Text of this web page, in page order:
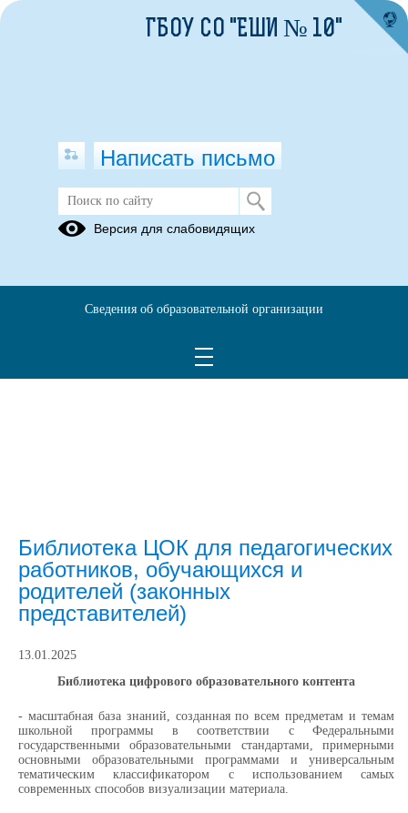
Библиотека ЦОК для педагогических
работников, обучающихся и
родителей (законных
представителей)
13.01.2025
Библиотека цифрового образовательного контента
- масштабная база знаний, созданная по всем предметам и темам
школьной программы в соответствии с Федеральными
государственными образовательными стандартами, примерными
основными образовательными программами и универсальным
тематическим классификатором с использованием самых
современных способов визуализации материала.
ГБОУ СО "ЕШИ № 10"
Написать письмо
Версия для слабовидящих
Сведения об образовательной организации